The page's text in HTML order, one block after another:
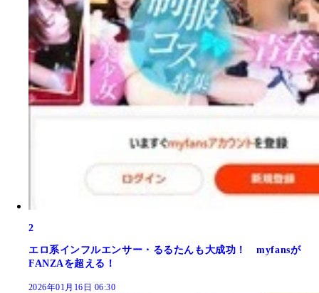
2
エロ系インフルエンサー・るるたんも大成功！ myfansが
FANZAを超える！
2026年01月16日 06:30